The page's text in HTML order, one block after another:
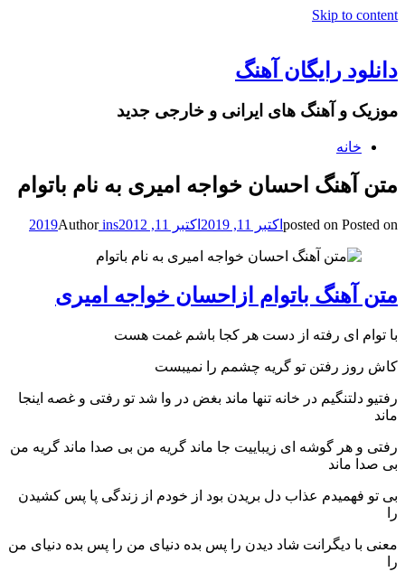
Skip to content
دانلود رایگان آهنگ
موزیک و آهنگ های ایرانی و خارجی جدید
خانه
متن آهنگ احسان خواجه امیری به نام باتوام
posted on Posted on اکتبر 11, 2019 اکتبر 11, 2019 Authorins2012
متن آهنگ باتوام ازاحسان خواجه امیری
با توام ای رفته از دست هر کجا باشم غمت هست
کاش روز رفتن تو گریه چشمم را نمیبست
رفتیو دلتنگیم در خانه تنها ماند بغض در وا شد تو رفتی و غصه اینجا
ماند
رفتی و هر گوشه ای زیباییت جا ماند گریه من بی صدا ماند گریه من
بی صدا ماند
بی تو فهمیدم عذاب دل بریدن بود از خودم از زندگی پا پس کشیدن
را
معنی با دیگرانت شاد دیدن را پس بده دنیای من را پس بده دنیای من
را